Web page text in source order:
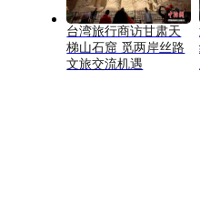
台湾旅行商访甘肃天
梯山石窟 觅两岸丝路
文旅交流机遇